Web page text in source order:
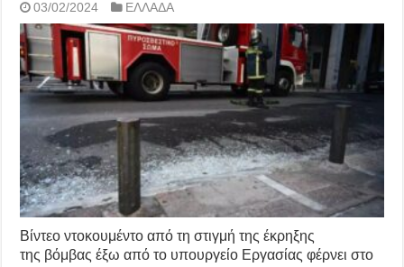
03/02/2024 ΕΛΛΑΔΑ
Βίντεο ντοκουμέντο από τη στιγμή της έκρηξης
της βόμβας έξω από το υπουργείο Εργασίας φέρνει στο